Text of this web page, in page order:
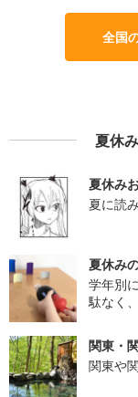
全国
夏休
夏休み
夏に読
夏休み
学年別
駄なく
関東・
関東や